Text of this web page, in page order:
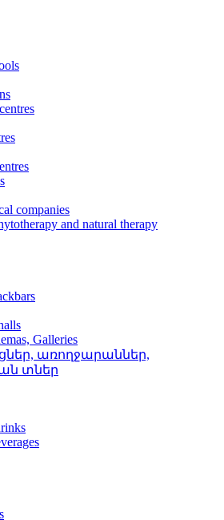
companies
and natural therapy
Galleries
առողջար­աններ,
տներ